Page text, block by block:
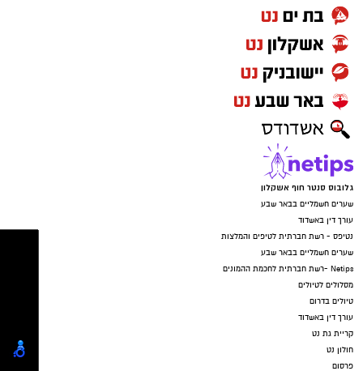
גלובוס סנטר חוף אשקלון
שערים חשמליים בבאר שבע
עורך דין באשדוד
נטיפס - רשת חברתית לטיפים והמלצות
שערים חשמליים בבאר שבע
Netips -רשת חברתית לחכמת ההמונים
מסלולים לטיולים
טיולים בדרום
עורך דין באשדוד
קריית גת נט
חולון נט
פרסום